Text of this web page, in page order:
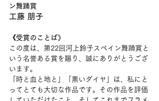
ン舞踊賞
工藤 朋子
《受賞のことば》
この度は、第22回河上鈴子スペイン舞踊賞と
いう名誉ある賞を賜り、誠にありがとうござ
います。
「時と血と地と」「黒いダイヤ」は、私にと
ってとても大切な作品です。その作品を評価